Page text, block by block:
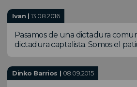
Ivan | 13.08.2016
Pasamos de una dictadura
dictadura captalista. Somos el
Dinko Barrios | 08.09.2015